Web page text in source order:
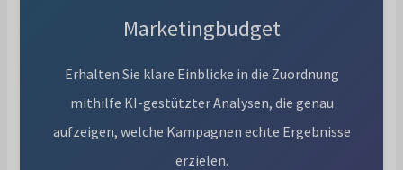
Marketingbudget
Erhalten Sie klare Einblicke in die Zuordnung
mithilfe KI-gestützter Analysen, die genau
aufzeigen, welche Kampagnen echte Ergebnisse
erzielen.